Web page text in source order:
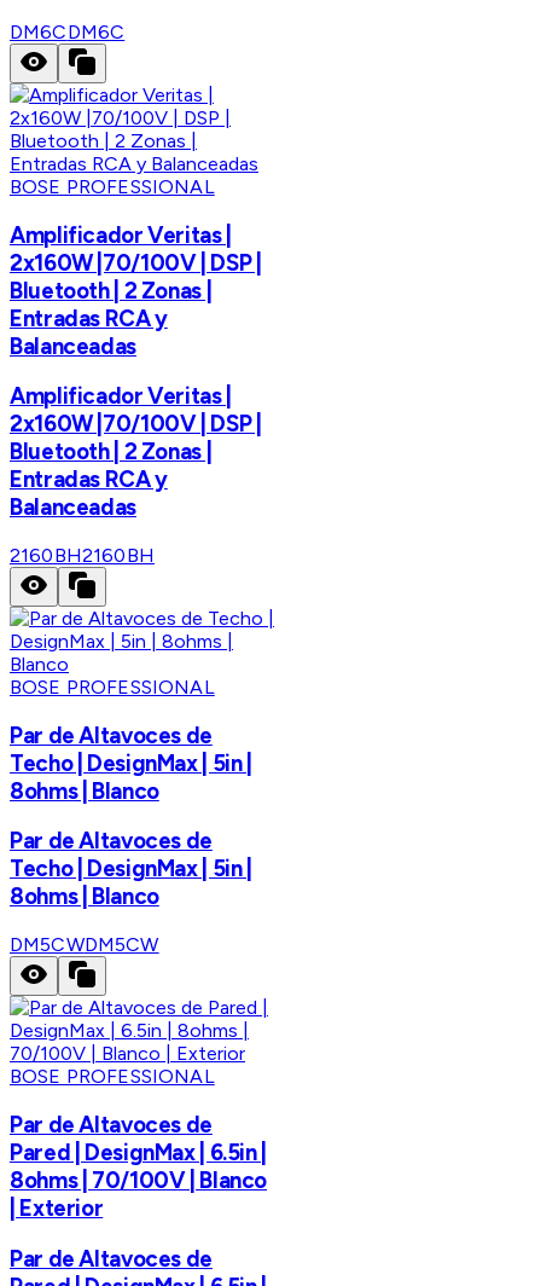
DM6CDM6C
BOSE PROFESSIONAL
Amplificador Veritas |
2x160W |70/100V | DSP |
Bluetooth | 2 Zonas |
Entradas RCA y
Balanceadas
Amplificador Veritas |
2x160W |70/100V | DSP |
Bluetooth | 2 Zonas |
Entradas RCA y
Balanceadas
2160BH2160BH
BOSE PROFESSIONAL
Par de Altavoces de
Techo | DesignMax | 5in |
8ohms | Blanco
Par de Altavoces de
Techo | DesignMax | 5in |
8ohms | Blanco
DM5CWDM5CW
BOSE PROFESSIONAL
Par de Altavoces de
Pared | DesignMax | 6.5in |
8ohms | 70/100V | Blanco
| Exterior
Par de Altavoces de